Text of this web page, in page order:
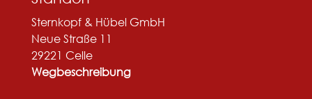
Sternkopf & Hübel GmbH
Neue Straße 11
29221 Celle
Wegbeschreibung